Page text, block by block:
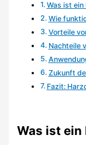
Was ist
Wie
Vorteile
Nachteile
Zukunft
Fazit:
Was ist ein